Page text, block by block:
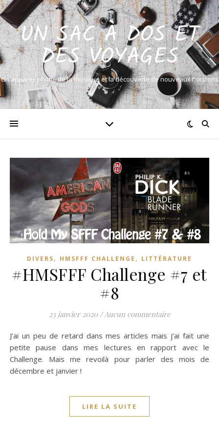
UN SAC À DOS ET
DES VOYAGES
Un appareil photo, de la musique et la découverte de nouveaux horizons
DIVERS, HMSFFF CHALLENGE , LITTÉRATURE
#HMSFFF Challenge #7 et
#8
23 janvier 2020 / Aucun commentaire
J’ai un peu de retard dans mes articles mais j’ai fait une
petite pause dans mes lectures en rapport avec le
Challenge. Mais me revoilà pour parler des mois de
décembre et janvier !
LIRE LA SUITE